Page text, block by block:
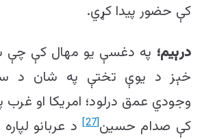
کې حضور پیدا کړي.
درېیم؛ په دغسې یو مهال کې چې
خېز د یوې تختې په شان د
وجودي عمق درلود؛ امریکا او
کې صدام حسین[27]
د عربانو